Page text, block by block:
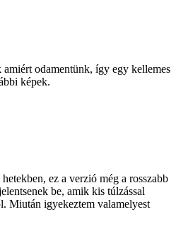
odamentünk, így egy kellemes
képek.
ez a verzió még a rosszabb
be, amik kis túlzással
Miután igyekeztem valamelyest